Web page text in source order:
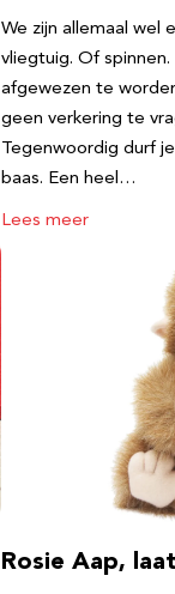
We zijn allemaal wel
vliegtuig. Of
afgewezen te
geen verkering te
Tegenwoordig durf
baas. Een heel…
Lees meer
Rosie Aap,